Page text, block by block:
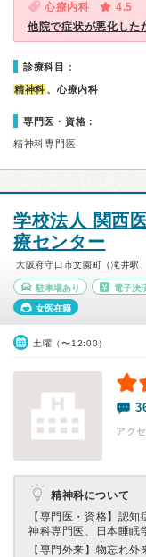
心療内科
4.5
他院で症状が悪化した
診療科目：
精神科 、心療内科
専門医・資格：
精神科専門医
学校法人 関西
療センター
大阪府守口市文園町（滝井駅
駐車場あり 電子決
女医在籍
土曜（〜12:00）
アク
精神科について
【専門医・資格】 認知
神科専門医、日本睡眠
【専門外来】 物忘れ外